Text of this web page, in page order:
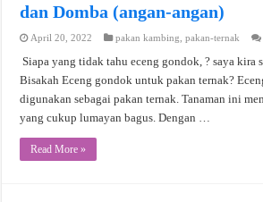
dan Domba (angan-angan)
April 20, 2022 pakan kambing ,pakan-ternak
Siapa yang tidak tahu eceng gondok, ? saya kira
Bisakah Eceng gondok untuk pakan ternak?
digunakan sebagai pakan ternak. Tanaman ini
yang cukup lumayan bagus. Dengan …
Read More »